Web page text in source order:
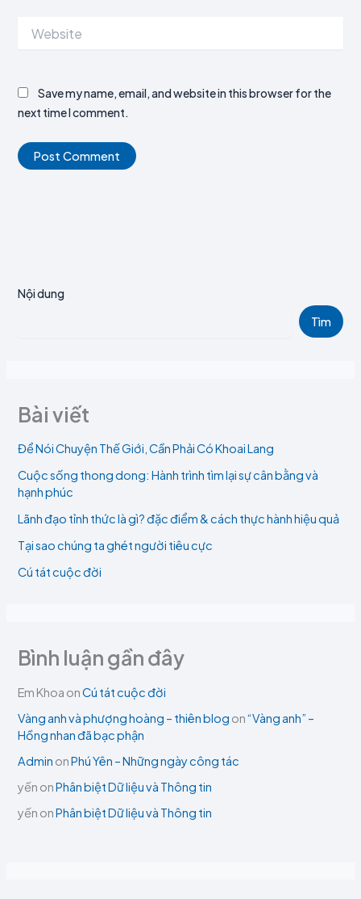
Save my name, email, and website in this browser for the
next time I comment.
Nội dung
Tìm
Bài viết
Để Nói Chuyện Thế Giới, Cần Phải Có Khoai Lang
Cuộc sống thong dong: Hành trình tìm lại sự cân bằng và
hạnh phúc
Lãnh đạo tỉnh thức là gì? đặc điểm & cách thực hành hiệu quả
Tại sao chúng ta ghét người tiêu cực
Cú tát cuộc đời
Bình luận gần đây
Em Khoa onCú tát cuộc đời
Vàng anh và phượng hoàng – thiên blog on“Vàng anh” –
Hồng nhan đã bạc phận
Admin onPhú Yên – Những ngày công tác
yến onPhân biệt Dữ liệu và Thông tin
yến onPhân biệt Dữ liệu và Thông tin